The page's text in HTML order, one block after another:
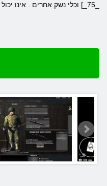
אינו יכול